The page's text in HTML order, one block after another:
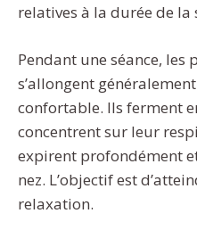
relatives à la durée de la
Pendant une séance, les
s’allongent
confortable. Ils ferment
concentrent sur leur
expirent profondément
nez. L’objectif est
relaxation.